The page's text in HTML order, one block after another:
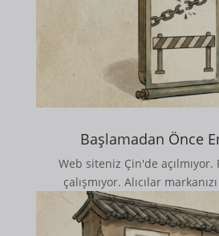
Başlamadan Önce
Web siteniz Çin'de açılmıyor.
çalışmıyor. Alıcılar